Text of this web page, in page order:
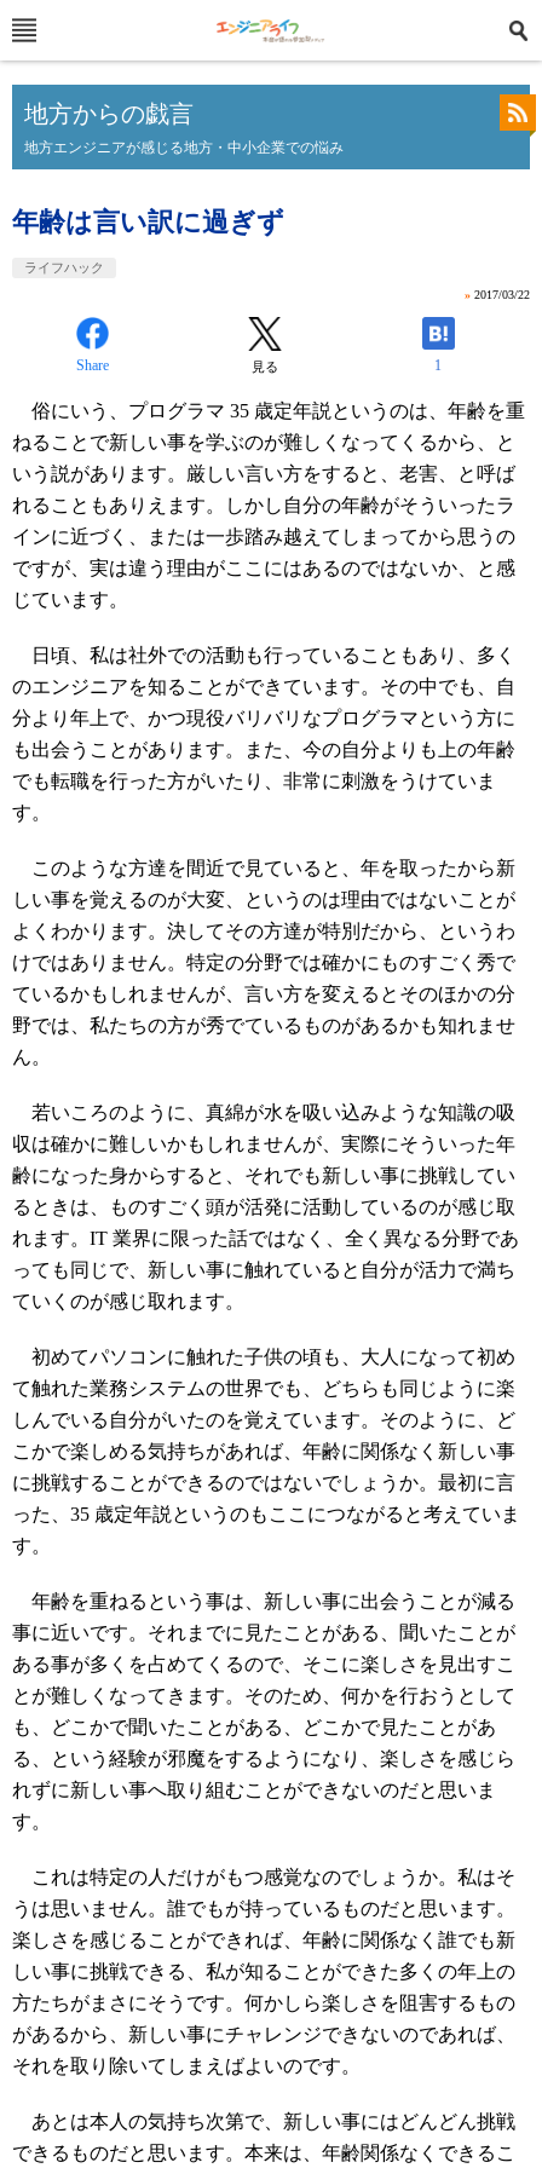
地方からの戯言
地方エンジニアが感じる地方・中小企業での悩み
年齢は言い訳に過ぎず
ライフハック
» 2017/03/22
Share 見る 1
俗にいう、プログラマ 35 歳定年説というのは、年齢を重
ねることで新しい事を学ぶのが難しくなってくるから、と
いう説があります。厳しい言い方をすると、老害、と呼ば
れることもありえます。しかし自分の年齢がそういったラ
インに近づく、または一歩踏み越えてしまってから思うの
ですが、実は違う理由がここにはあるのではないか、と感
じています。
日頃、私は社外での活動も行っていることもあり、多く
のエンジニアを知ることができています。その中でも、自
分より年上で、かつ現役バリバリなプログラマという方に
も出会うことがあります。また、今の自分よりも上の年齢
でも転職を行った方がいたり、非常に刺激をうけていま
す。
このような方達を間近で見ていると、年を取ったから新
しい事を覚えるのが大変、というのは理由ではないことが
よくわかります。決してその方達が特別だから、というわ
けではありません。特定の分野では確かにものすごく秀で
ているかもしれませんが、言い方を変えるとそのほかの分
野では、私たちの方が秀でているものがあるかも知れませ
ん。
若いころのように、真綿が水を吸い込みような知識の吸
収は確かに難しいかもしれませんが、実際にそういった年
齢になった身からすると、それでも新しい事に挑戦してい
るときは、ものすごく頭が活発に活動しているのが感じ取
れます。IT 業界に限った話ではなく、全く異なる分野であ
っても同じで、新しい事に触れていると自分が活力で満ち
ていくのが感じ取れます。
初めてパソコンに触れた子供の頃も、大人になって初め
て触れた業務システムの世界でも、どちらも同じように楽
しんでいる自分がいたのを覚えています。そのように、ど
こかで楽しめる気持ちがあれば、年齢に関係なく新しい事
に挑戦することができるのではないでしょうか。最初に言
った、35 歳定年説というのもここにつながると考えていま
す。
年齢を重ねるという事は、新しい事に出会うことが減る
事に近いです。それまでに見たことがある、聞いたことが
ある事が多くを占めてくるので、そこに楽しさを見出すこ
とが難しくなってきます。そのため、何かを行おうとして
も、どこかで聞いたことがある、どこかで見たことがあ
る、という経験が邪魔をするようになり、楽しさを感じら
れずに新しい事へ取り組むことができないのだと思いま
す。
これは特定の人だけがもつ感覚なのでしょうか。私はそ
うは思いません。誰でもが持っているものだと思います。
楽しさを感じることができれば、年齢に関係なく誰でも新
しい事に挑戦できる、私が知ることができた多くの年上の
方たちがまさにそうです。何かしら楽しさを阻害するもの
があるから、新しい事にチャレンジできないのであれば、
それを取り除いてしまえばよいのです。
あとは本人の気持ち次第で、新しい事にはどんどん挑戦
できるものだと思います。本来は、年齢関係なくできるこ